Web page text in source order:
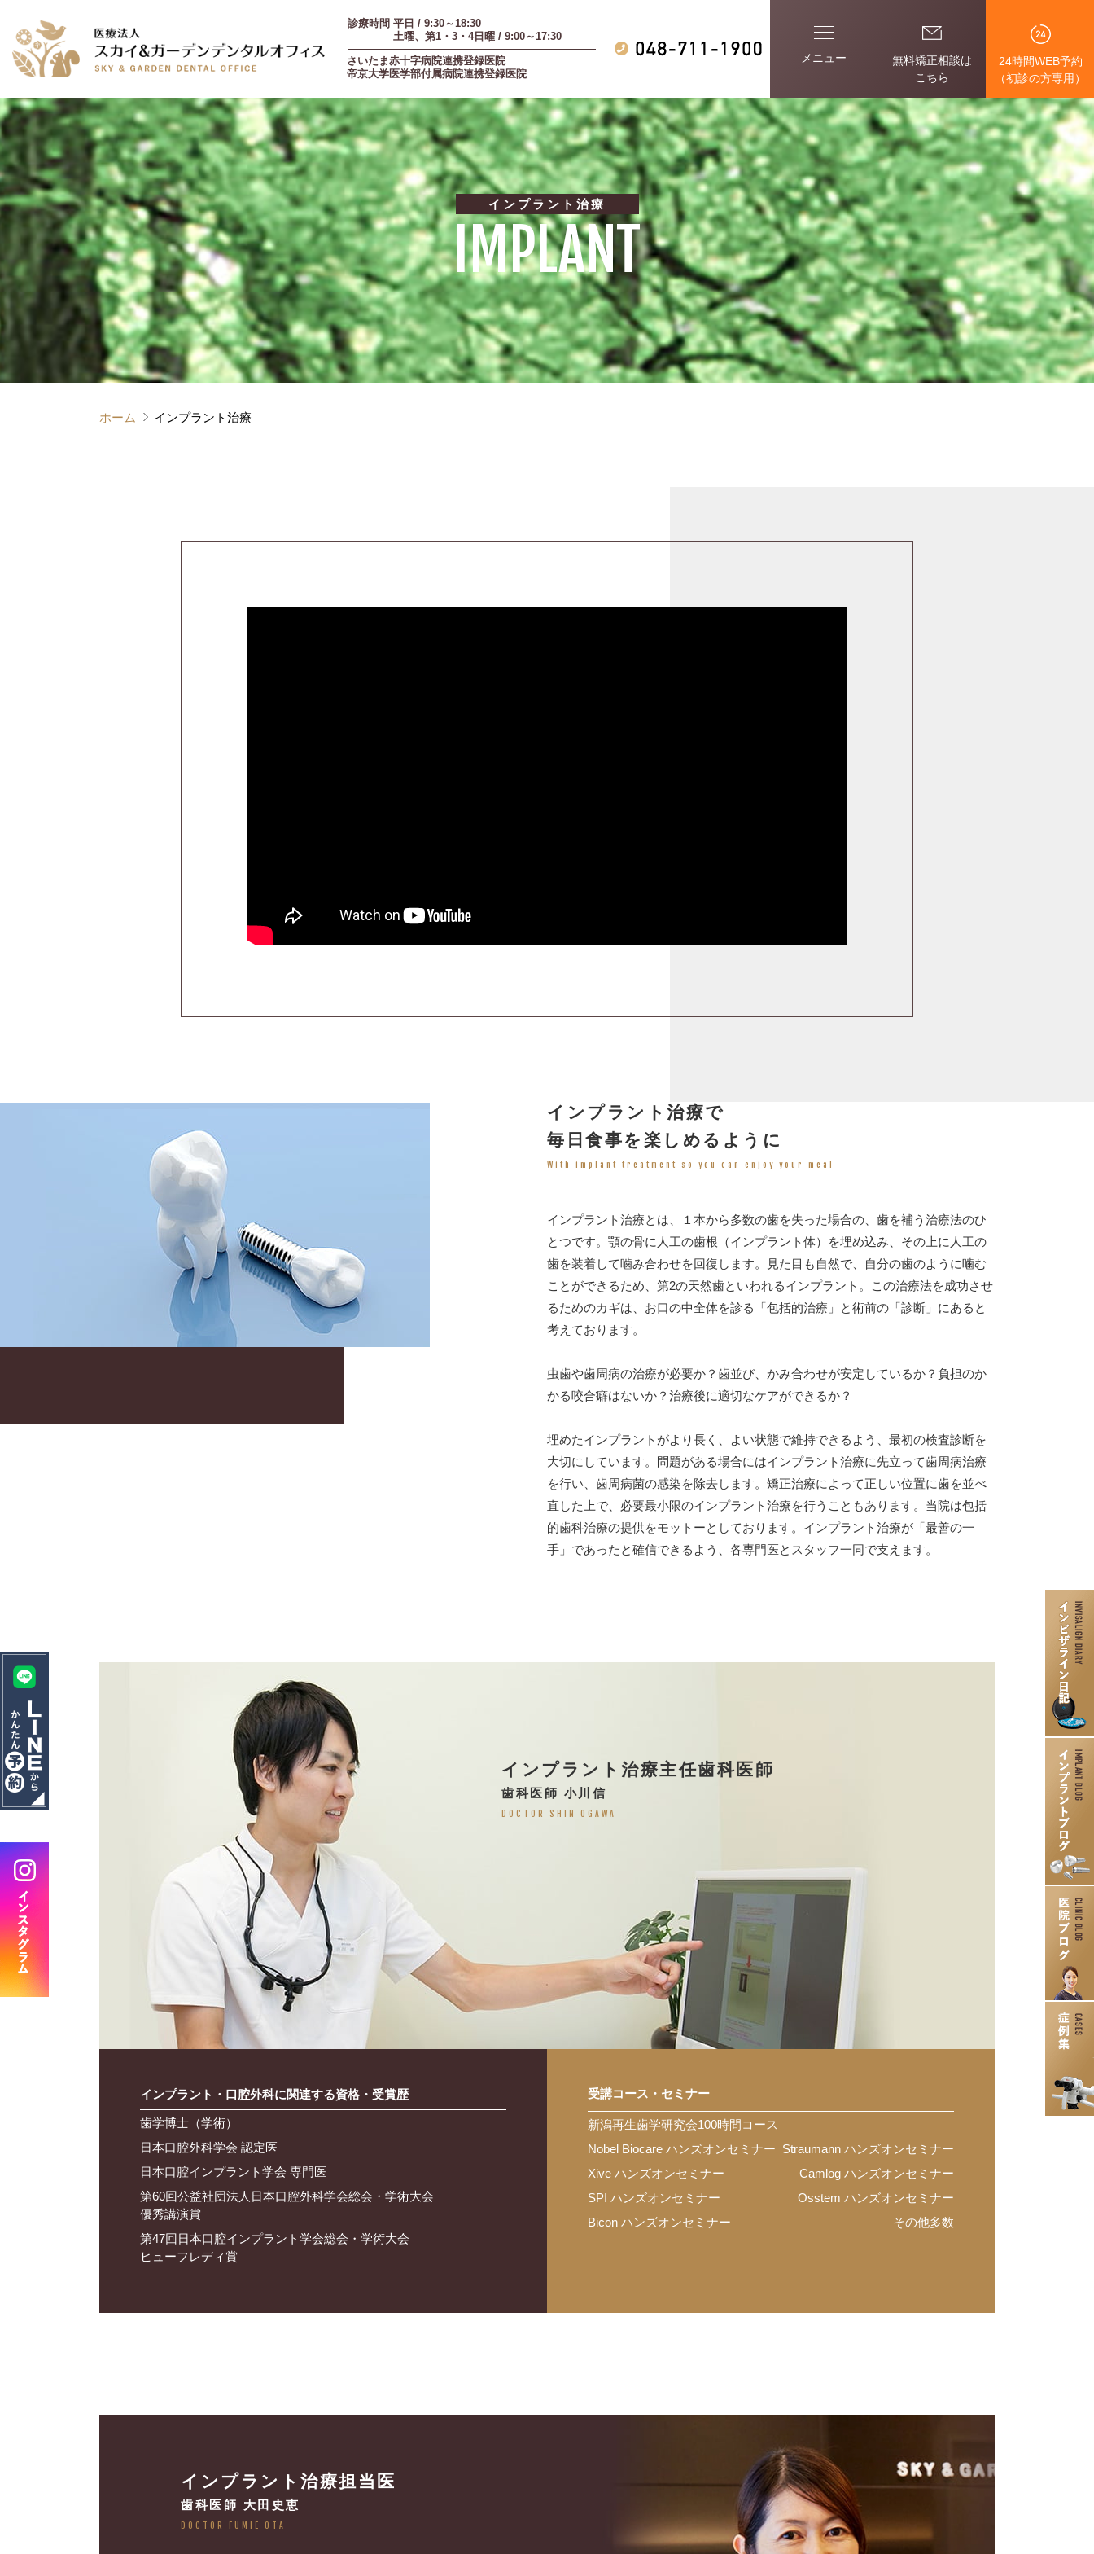
診療時間 平日 / 9:30～18:30
土曜、第1・3・4日曜 / 9:00～17:30
さいたま赤十字病院連携登録医院
帝京大学医学部付属病院連携登録医院
メニュー
無料矯正相談は
こちら
24時間WEB予約
（初診の方専用）
初診の方へ・治療の流れ
BRANCH
分院 おおみや新生歯科口腔外科クリニック
インプラント
ボトックス治療
インプラント治療
IMPLANT
ホーム インプラント治療
インプラント治療で
毎日食事を楽しめるように
With implant treatment so you can enjoy your meal
インプラント治療とは、１本から多数の歯を失った場合の、歯を補う治療法のひ
とつです。顎の骨に人工の歯根（インプラント体）を埋め込み、その上に人工の
歯を装着して噛み合わせを回復します。見た目も自然で、自分の歯のように噛む
ことができるため、第2の天然歯といわれるインプラント。この治療法を成功させ
るためのカギは、お口の中全体を診る「包括的治療」と術前の「診断」にあると
考えております。
虫歯や歯周病の治療が必要か？歯並び、かみ合わせが安定しているか？負担のか
かる咬合癖はないか？治療後に適切なケアができるか？
埋めたインプラントがより長く、よい状態で維持できるよう、最初の検査診断を
大切にしています。問題がある場合にはインプラント治療に先立って歯周病治療
を行い、歯周病菌の感染を除去します。矯正治療によって正しい位置に歯を並べ
直した上で、必要最小限のインプラント治療を行うこともあります。当院は包括
的歯科治療の提供をモットーとしております。インプラント治療が「最善の一
手」であったと確信できるよう、各専門医とスタッフ一同で支えます。
インプラント治療主任歯科医師
歯科医師 小川信
DOCTOR SHIN OGAWA
インプラント・口腔外科に関連する資格・受賞歴
歯学博士（学術）
日本口腔外科学会 認定医
日本口腔インプラント学会 専門医
第60回公益社団法人日本口腔外科学会総会・学術大会
優秀講演賞
第47回日本口腔インプラント学会総会・学術大会
ヒューフレディ賞
受講コース・セミナー
新潟再生歯学研究会100時間コース
Nobel Biocare ハンズオンセミナー Straumann ハンズオンセミナー
Xive ハンズオンセミナー
Camlog ハンズオンセミナー
SPI ハンズオンセミナー
Osstem ハンズオンセミナー
Bicon ハンズオンセミナー
その他多数
インプラント治療担当医
歯科医師 大田史恵
DOCTOR FUMIE OTA